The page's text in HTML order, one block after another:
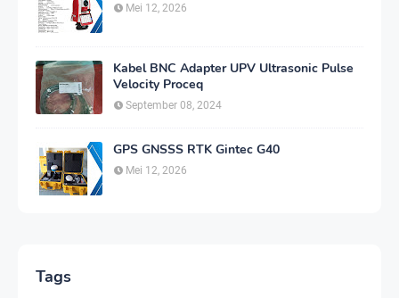
Mei 12, 2026
Kabel BNC Adapter UPV Ultrasonic Pulse
Velocity Proceq
September 08, 2024
GPS GNSSS RTK Gintec G40
Mei 12, 2026
Tags